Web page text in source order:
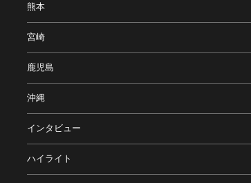
熊本
宮崎
鹿児島
沖縄
インタビュー
ハイライト